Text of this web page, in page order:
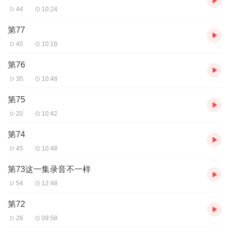
44 10:24
第77
40 10:18
第76
30 10:48
第75
20 10:42
第74
45 10:48
第73这一集录音不一样
54 12:48
第72
28 09:58